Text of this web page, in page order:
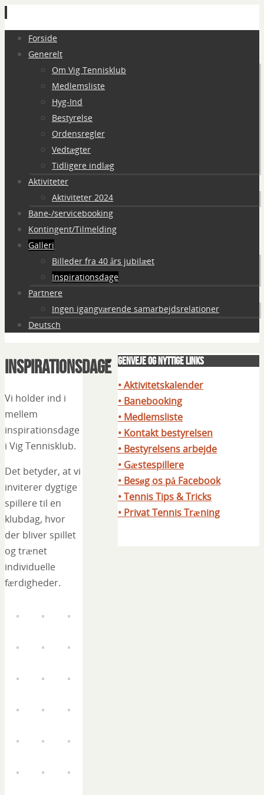
SpringForside
Generelt
Om Vig Tennisklub
Medlemsliste
Hyg-Ind
Bestyrelse
Ordensregler
Vedtægter
Tidligere indlæg
Aktiviteter
Aktiviteter 2024
Bane-/servicebooking
Kontingent/Tilmelding
Galleri
Billeder fra 40 års jubilæet
Inspirationsdage
Partnere
Ingen igangværende samarbejdsrelationer
Deutsch
Inspirationsdage
Vi holder ind i
mellem
inspirationsdage
i Vig Tennisklub.
Det betyder, at vi
inviterer dygtige
spillere til en
klubdag, hvor
der bliver spillet
og trænet
individuelle
færdigheder.
Genveje og nyttige links
• Aktivitetskalender
• Banebooking
• Medlemsliste
• Kontakt bestyrelsen
• Bestyrelsens arbejde
• Gæstespillere
• Besøg os på Facebook
• Tennis Tips & Tricks
• Privat Tennis Træning